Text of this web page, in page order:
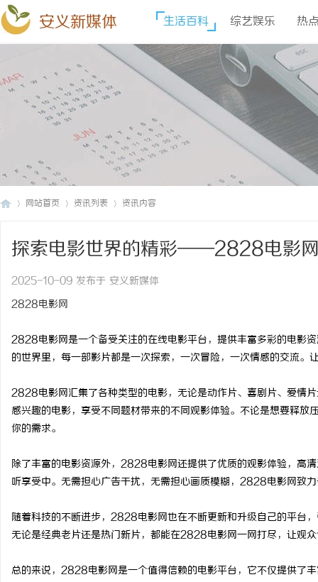
安义新媒体 生活百科 综艺娱乐 热
网站首页 资讯列表 资讯内容
探索电影世界的精彩——2828电影
2025-10-09 发布于 安义新媒体
2828电影网
2828电影网是一个备受关注的在线电影平台，提供丰富多彩的电影
的世界里，每一部影片都是一次探索，一次冒险，一次情感的交流。
2828电影网汇集了各种类型的电影，无论是动作片、喜剧片、爱情
感兴趣的电影，享受不同题材带来的不同观影体验。不论是想要释
你的需求。
除了丰富的电影资源外，2828电影网还提供了优质的观影体验，高
听享受中。无需担心广告干扰，无需担心画质模糊，2828电影网致
随着科技的不断进步，2828电影网也在不断更新和升级自己的平台
无论是经典老片还是热门新片，都能在2828电影网一网打尽，让观
总的来说，2828电影网是一个值得信赖的电影平台，它不仅提供了